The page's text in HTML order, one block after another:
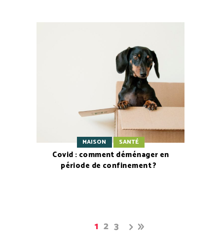
MAISON SANTÉ
Covid : comment déménager en
période de confinement ?
1 2 3